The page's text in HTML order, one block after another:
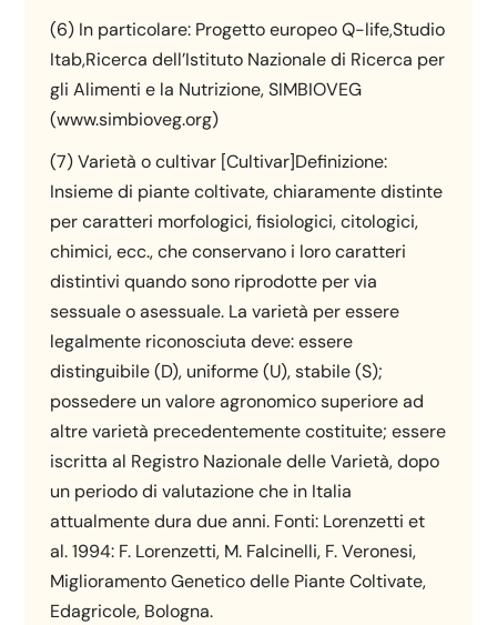
(6) In particolare: Progetto europeo Q-life,Studio
Itab,Ricerca dell’Istituto Nazionale di Ricerca per
gli Alimenti e la Nutrizione, SIMBIOVEG
(www.simbioveg.org)
(7) Varietà o cultivar [Cultivar]Definizione:
Insieme di piante coltivate, chiaramente distinte
per caratteri morfologici, fisiologici, citologici,
chimici, ecc., che conservano i loro caratteri
distintivi quando sono riprodotte per via
sessuale o asessuale. La varietà per essere
legalmente riconosciuta deve: essere
distinguibile (D), uniforme (U), stabile (S);
possedere un valore agronomico superiore ad
altre varietà precedentemente costituite; essere
iscritta al Registro Nazionale delle Varietà, dopo
un periodo di valutazione che in Italia
attualmente dura due anni. Fonti: Lorenzetti et
al. 1994: F. Lorenzetti, M. Falcinelli, F. Veronesi,
Miglioramento Genetico delle Piante Coltivate,
Edagricole, Bologna.